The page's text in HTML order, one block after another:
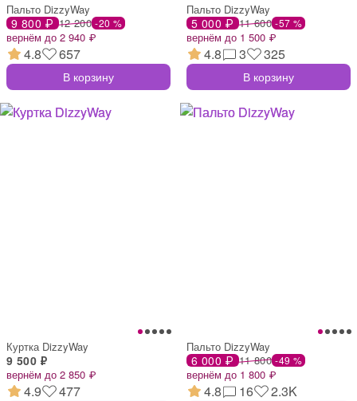
Пальто DizzyWay
9 800 ₽ 12 200 -20 %
вернём до 2 940 ₽
4.8 657
В корзину
Пальто DizzyWay
5 000 ₽ 11 600 -57 %
вернём до 1 500 ₽
4.8 3 325
В корзину
Куртка DizzyWay
9 500 ₽
вернём до 2 850 ₽
4.9 477
Пальто DizzyWay
6 000 ₽ 11 800 -49 %
вернём до 1 800 ₽
4.8 16 2.3K